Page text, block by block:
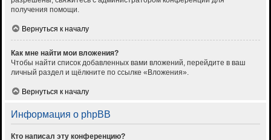
получения помощи.
Вернуться к началу
Как мне найти мои вложения?
Чтобы найти список добавленных вами вложений, перейдите в ваш
личный раздел и щёлкните по ссылке «Вложения».
Вернуться к началу
Информация о phpBB
Кто написал эту конференцию?